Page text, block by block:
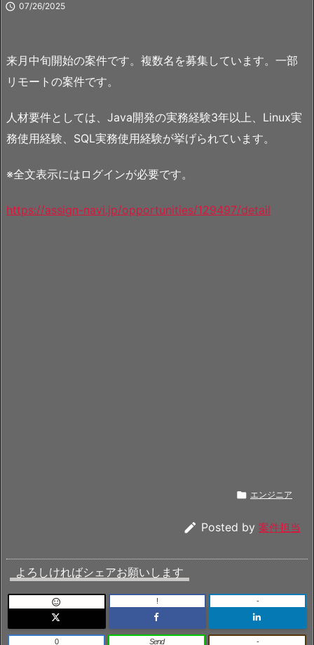
 07/26/2025
来月中旬開始の案件です。複数名を募集しています。一部
リモートの案件です。
人材要件としては、Java開発の実務経験3年以上、Linux実
務使用経験、SQL実務使用経験が挙げられています。
※全文表示にはログインが必要です。
https://assign-navi.jp/opportunities/129497/detail
 エンジニア
 Posted by 案件担当
よろしければシェアお願いします
 ! -
0 Send -